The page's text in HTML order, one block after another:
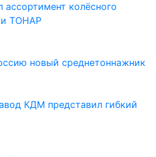
ассортимент колёсного
ТОНАР
новый среднетоннажник
КДМ представил гибкий